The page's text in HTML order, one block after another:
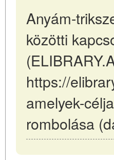
Anyám-
közötti
https://
amelyek-
rombolása